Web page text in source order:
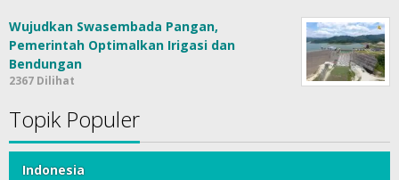
Wujudkan Swasembada Pangan,
Pemerintah Optimalkan Irigasi dan
Bendungan
2367 Dilihat
Topik Populer
Indonesia